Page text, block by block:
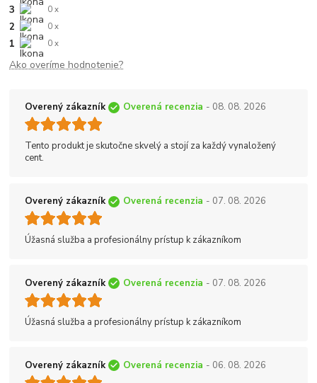
3 0 x
2 0 x
1 0 x
Ako overíme hodnotenie?
Overený zákazník Overená recenzia - 08. 08. 2026
Tento produkt je skutočne skvelý a stojí za každý vynaložený
cent.
Overený zákazník Overená recenzia - 07. 08. 2026
Úžasná služba a profesionálny prístup k zákazníkom
Overený zákazník Overená recenzia - 07. 08. 2026
Úžasná služba a profesionálny prístup k zákazníkom
Overený zákazník Overená recenzia - 06. 08. 2026